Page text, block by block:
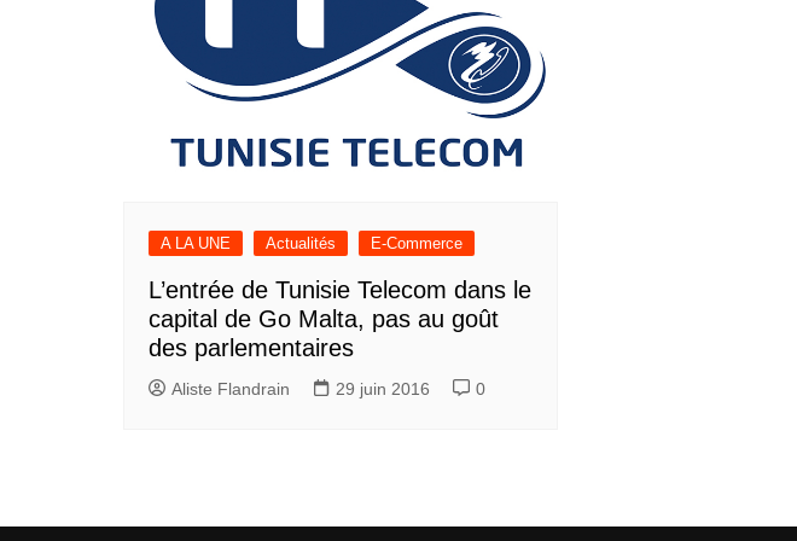
A LA UNE Actualités E-Commerce
L’entrée de Tunisie Telecom dans le
capital de Go Malta, pas au goût
des parlementaires
Aliste Flandrain 29 juin 2016 0